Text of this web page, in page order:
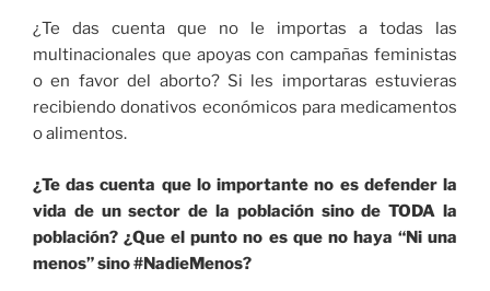
¿Te das cuenta que no le importas a todas las
multinacionales que apoyas con campañas feministas
o en favor del aborto? Si les importaras estuvieras
recibiendo donativos económicos para medicamentos
o alimentos.
¿Te das cuenta que lo importante no es defender la
vida de un sector de la población sino de TODA la
población? ¿Que el punto no es que no haya “Ni una
menos” sino #NadieMenos?